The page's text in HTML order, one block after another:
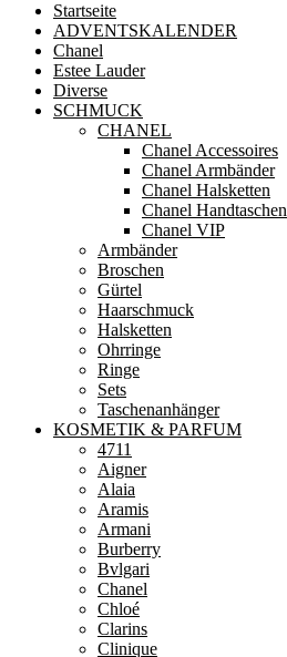
Startseite
ADVENTSKALENDER
Chanel
Estee Lauder
Diverse
SCHMUCK
CHANEL
Chanel Accessoires
Chanel Armbänder
Chanel Halsketten
Chanel Handtaschen
Chanel VIP
Armbänder
Broschen
Gürtel
Haarschmuck
Halsketten
Ohrringe
Ringe
Sets
Taschenanhänger
KOSMETIK & PARFUM
4711
Aigner
Alaia
Aramis
Armani
Burberry
Bvlgari
Chanel
Chloé
Clarins
Clinique